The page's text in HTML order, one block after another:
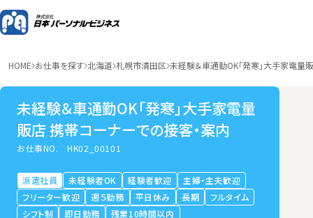
HOME お仕事を探す 北海道 札幌市清田区 未経験＆車通勤OK「発寒」大手家電量
未経験＆車通勤OK「発寒」大手家電量
販店 携帯コーナーでの接客・案内
お仕事NO.HK02_00101
派遣社員 未経験者OK 経験者歓迎
主婦・主夫歓迎
フリーター歓迎
週５勤務 平日休み 長期
フルタイム
シフト制
即日勤務
残業10時間以内